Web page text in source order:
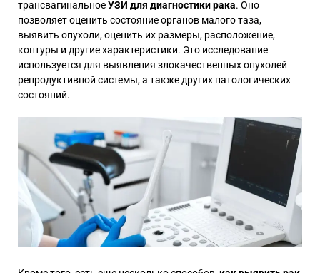
трансвагинальноеУЗИ для диагностики рака. Оно
позволяет оценить состояние органов малого таза,
выявить опухоли, оценить их размеры, расположение,
контуры и другие характеристики. Это исследование
используется для выявления злокачественных опухолей
репродуктивной системы, а также других патологических
состояний.